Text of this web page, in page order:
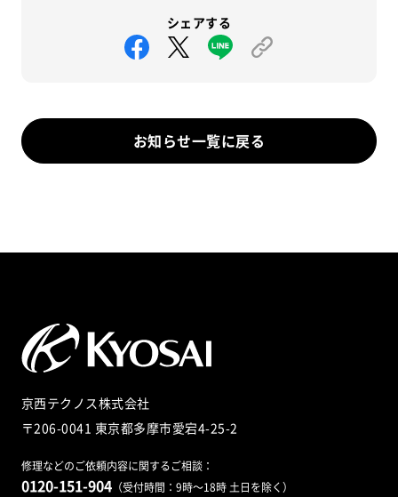
シェアする
お知らせ一覧に戻る
京西テクノス株式会社
〒206-0041 東京都多摩市愛宕4-25-2
修理などのご依頼内容に関するご相談：
0120-151-904 （受付時間：9時～18時 土日を除く）